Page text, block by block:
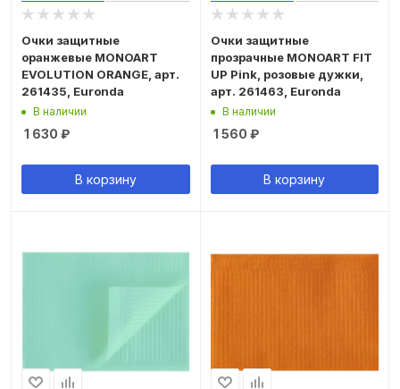
Очки защитные
оранжевые MONOART
EVOLUTION ORANGE, арт.
261435, Euronda
В наличии
1 630 ₽
В корзину
Очки защитные
прозрачные MONOART FIT
UP Pink, розовые дужки,
арт. 261463, Euronda
В наличии
1 560 ₽
В корзину